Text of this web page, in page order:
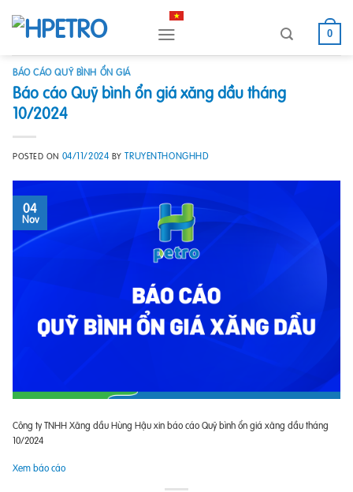
content
0
BÁO CÁO QUỸ BÌNH ỔN GIÁ
Báo cáo Quỹ bình ổn giá xăng dầu tháng
10/2024
POSTED ON 04/11/2024 BYTRUYENTHONGHHD
04
Nov
Công ty TNHH Xăng dầu Hùng Hậu xin báo cáo Quỹ bình ổn giá xăng dầu tháng
10/2024
Xem báo cáo